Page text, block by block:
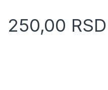
250,00 RSD